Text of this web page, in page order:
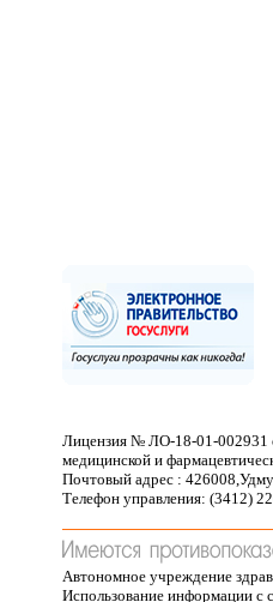
Лицензия № ЛО-18-01-002931
медицинской и
Почтовый адрес :
Телефон управления: (3412)
Автономное учреждение
Использование информации с